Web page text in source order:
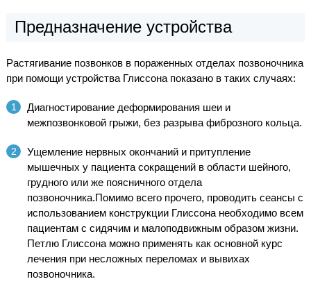
Предназначение устройства
Растягивание позвонков в пораженных отделах позвоночника
при помощи устройства Глиссона показано в таких случаях:
Диагностирование деформирования шеи и
межпозвонковой грыжи, без разрыва фиброзного кольца.
Ущемление нервных окончаний и притупление
мышечных у пациента сокращений в области шейного,
грудного или же поясничного отдела
позвоночника.Помимо всего прочего, проводить сеансы с
использованием конструкции Глиссона необходимо всем
пациентам с сидячим и малоподвижным образом жизни.
Петлю Глиссона можно применять как основной курс
лечения при несложных переломах и вывихах
позвоночника.